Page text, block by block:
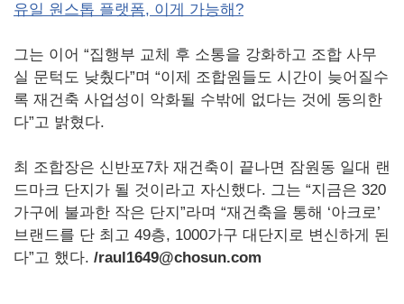
유일 원스톱 플랫폼, 이게 가능해?
그는 이어 “집행부 교체 후 소통을 강화하고 조합 사무
실 문턱도 낮췄다”며 “이제 조합원들도 시간이 늦어질수
록 재건축 사업성이 악화될 수밖에 없다는 것에 동의한
다”고 밝혔다.
최 조합장은 신반포7차 재건축이 끝나면 잠원동 일대 랜
드마크 단지가 될 것이라고 자신했다. 그는 “지금은 320
가구에 불과한 작은 단지”라며 “재건축을 통해 ‘아크로’
브랜드를 단 최고 49층, 1000가구 대단지로 변신하게 된
다”고 했다. /raul1649@chosun.com